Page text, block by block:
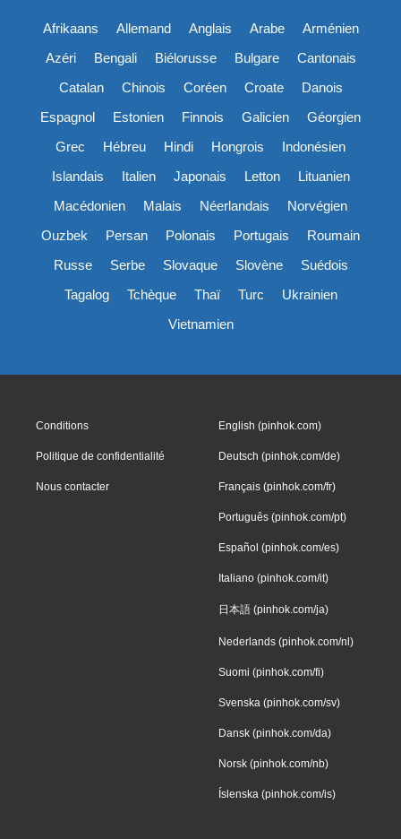
Afrikaans Allemand Anglais Arabe
Arménien
Azéri
Bengali Biélorusse Bulgare
Cantonais
Catalan
Chinois Coréen Croate
Danois
Espagnol
Estonien Finnois Galicien
Géorgien
Grec
Hébreu Hindi Hongrois
Indonésien
Islandais
Italien Japonais Letton
Lituanien
Macédonien
Malais Néerlandais
Norvégien
Ouzbek
Persan Polonais Portugais
Roumain
Russe
Serbe Slovaque Slovène
Suédois
Tagalog
Tchèque Thaï Turc
Ukrainien
Vietnamien
Conditions
Politique de confidentialité
Nous contacter
English (pinhok.com)
Deutsch (pinhok.com/de)
Français (pinhok.com/fr)
Português (pinhok.com/pt)
Español (pinhok.com/es)
Italiano (pinhok.com/it)
日本語 (pinhok.com/ja)
Nederlands (pinhok.com/nl)
Suomi (pinhok.com/fi)
Svenska (pinhok.com/sv)
Dansk (pinhok.com/da)
Norsk (pinhok.com/nb)
Íslenska (pinhok.com/is)